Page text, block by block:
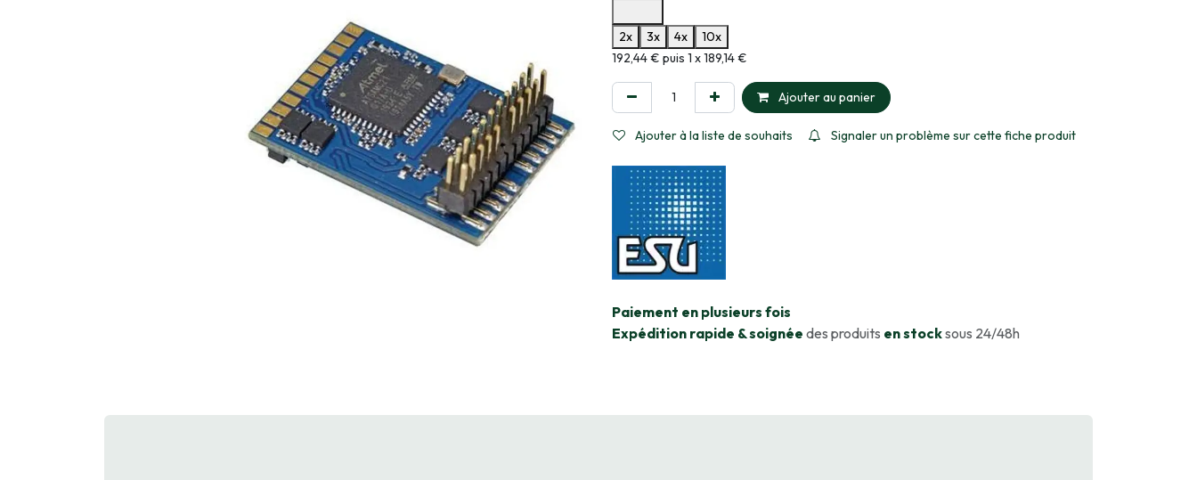
2x
3x 4x
10x
Informations sur le plan de paiement sélectionné
192,44 € puis 1 x 189,14 €
Ajouter au panier
Ajouter à la liste de souhaits Signaler un problème sur cette fiche produit
​Paiement en plusieurs fois
Expédition rapide & soignée des produits en stocksous 24/48h